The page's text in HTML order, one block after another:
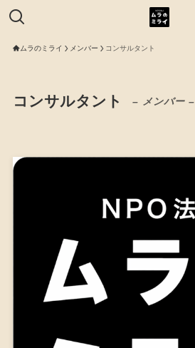
ムラのミライ メンバー コンサルタント
コンサルタント – メンバー –